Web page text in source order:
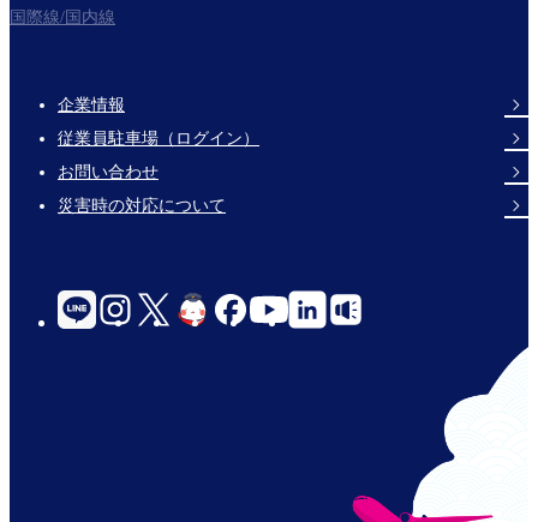
国際線/国内線
Footer
Links
企業情報
従業員駐車場（ログイン）
お問い合わせ
災害時の対応について
social-
links-